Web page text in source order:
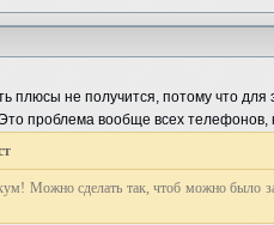
плюсы не получится, потому что
проблема вообще всех телефонов,
Можно сделать так, чтоб можно было